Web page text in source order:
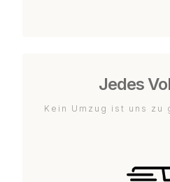
Jedes
Kein Umzug ist uns zu